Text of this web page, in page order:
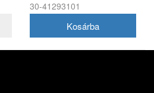
30-41293101